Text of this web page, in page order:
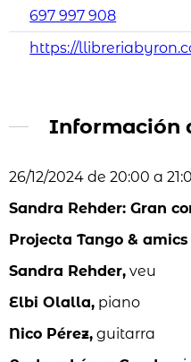
697 997 908
https://
Información
26/12/2024 de 20:00 a
Sandra Rehder: Gran
Projecta Tango & amics
Sandra Rehder, veu
Elbi Olalla, piano
Nico Pérez, guitarra